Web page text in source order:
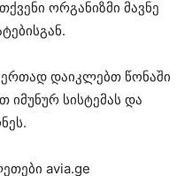
ორგანიზმი მავნე
ერთად დაიკლებთ წონაში
სისტემას და